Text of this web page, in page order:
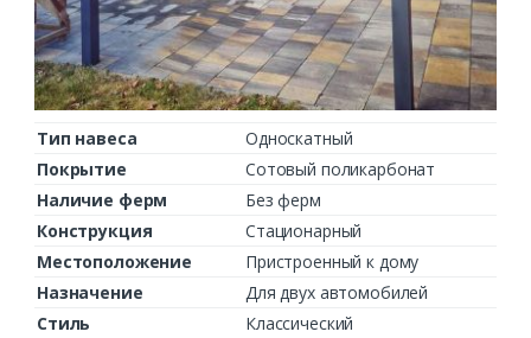
Тип навеса
Односкатный
Покрытие
Сотовый поликарбонат
Наличие ферм
Без ферм
Конструкция
Стационарный
Местоположение
Пристроенный к дому
Назначение
Для двух автомобилей
Стиль
Классический